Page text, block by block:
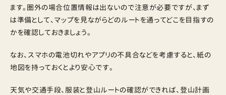
ます。圏外の場合位置情報は出ないので注意が必要ですが、まず
は準備として、マップを見ながらどのルートを通ってどこを目指すの
かを確認しておきましょう。
なお、スマホの電池切れやアプリの不具合などを考慮すると、紙の
地図を持っておくとより安心です。
天気や交通手段、服装と登山ルートの確認ができれば、登山計画